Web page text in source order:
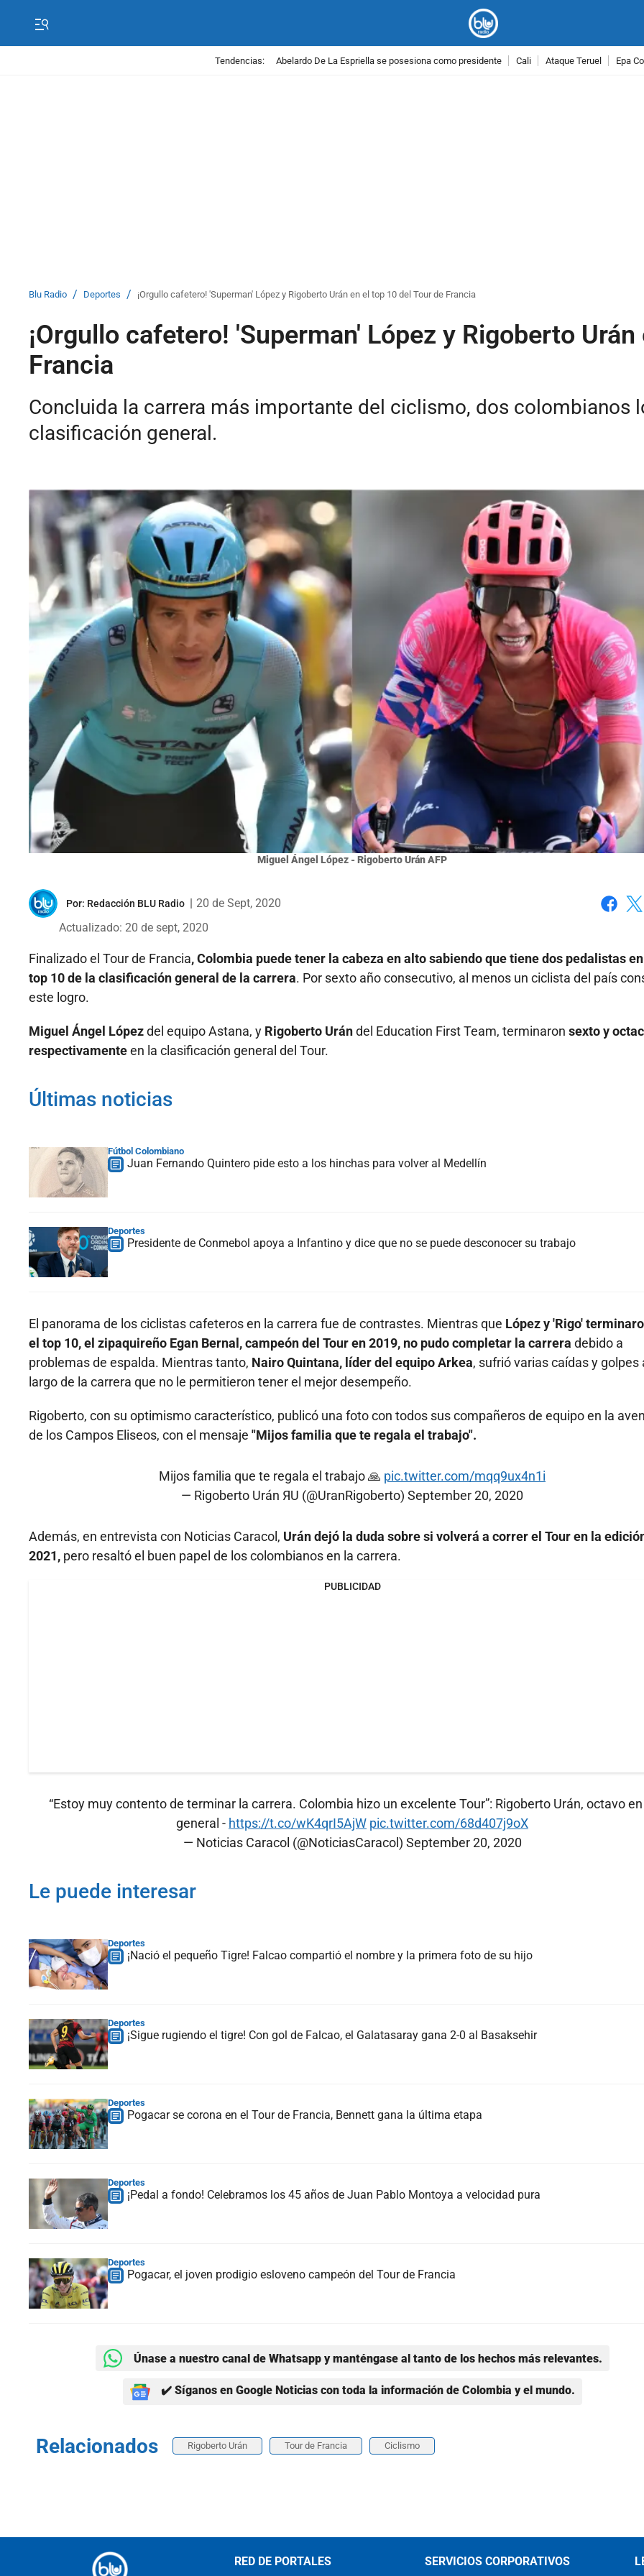
Tendencias: Abelardo De La Espriella se posesiona como presidente Cali Ataque Teruel Epa
Blu Radio / Deportes / ¡Orgullo cafetero! 'Superman' López y Rigoberto Urán en el top 10 del Tour de Francia
¡Orgullo cafetero! 'Superman' López y Rigoberto
Francia
Concluida la carrera más importante del ciclismo, dos colombianos
clasificación general.
Miguel Ángel López - Rigoberto Urán AFP
Por: Redacción BLU Radio
20 de Sept, 2020
Actualizado: 20 de sept, 2020
Finalizado el Tour de Francia, Colombia puede tener la cabeza en alto sabiendo que tiene dos pedalistas
top 10 de la clasificación general de la carrera. Por sexto año consecutivo, al menos un ciclista del país
este logro.
Miguel Ángel Lópezdel equipo Astana, y Rigoberto Urándel Education First Team, terminaron sexto y
respectivamenteen la clasificación general del Tour.
Últimas noticias
Fútbol Colombiano
Juan Fernando Quintero pide esto a los hinchas para volver al Medellín
Deportes
Presidente de Conmebol apoya a Infantino y dice que no se puede desconocer su trabajo
El panorama de los ciclistas cafeteros en la carrera fue de contrastes. Mientras que López y 'Rigo'
el top 10, el zipaquireño Egan Bernal, campeón del Tour en 2019, no pudo completar la carrera debido a
problemas de espalda. Mientras tanto, Nairo Quintana, líder del equipo Arkea, sufrió varias caídas y golpes
largo de la carrera que no le permitieron tener el mejor desempeño.
Rigoberto, con su optimismo característico, publicó una foto con todos sus compañeros de equipo en la
de los Campos Eliseos, con el mensaje "Mijos familia que te regala el trabajo".
Mijos familia que te regala el trabajo 🙏 pic.twitter.com/mqq9ux4n1i
— Rigoberto Urán ЯU (@UranRigoberto) September 20, 2020
Además, en entrevista con Noticias Caracol, Urán dejó la duda sobre si volverá a correr el Tour en la
2021, pero resaltó el buen papel de los colombianos en la carrera.
PUBLICIDAD
“Estoy muy contento de terminar la carrera. Colombia hizo un excelente Tour”: Rigoberto Urán, octavo
general - https://t.co/wK4qrI5AjW pic.twitter.com/68d407j9oX
— Noticias Caracol (@NoticiasCaracol) September 20, 2020
Le puede interesar
Deportes
¡Nació el pequeño Tigre! Falcao compartió el nombre y la primera foto de su hijo
Deportes
¡Sigue rugiendo el tigre! Con gol de Falcao, el Galatasaray gana 2-0 al Basaksehir
Deportes
Pogacar se corona en el Tour de Francia, Bennett gana la última etapa
Deportes
¡Pedal a fondo! Celebramos los 45 años de Juan Pablo Montoya a velocidad pura
Deportes
Pogacar, el joven prodigio esloveno campeón del Tour de Francia
Únase a nuestro canal de Whatsapp y manténgase al tanto de los hechos más relevantes.
✔️ Síganos en Google Noticias con toda la información de Colombia y el mundo.
Relacionados Rigoberto Urán Tour de Francia Ciclismo
RED DE PORTALES SERVICIOS CORPORATIVOS